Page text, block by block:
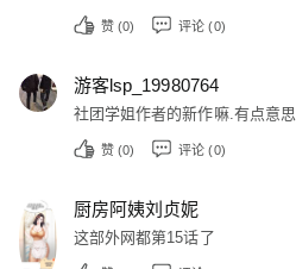
赞 (0) 评论 (0)
游客lsp_19980764
社团学姐作者的新作嘛.有点意思
赞 (0) 评论 (0)
厨房阿姨刘贞妮
这部外网都第15话了